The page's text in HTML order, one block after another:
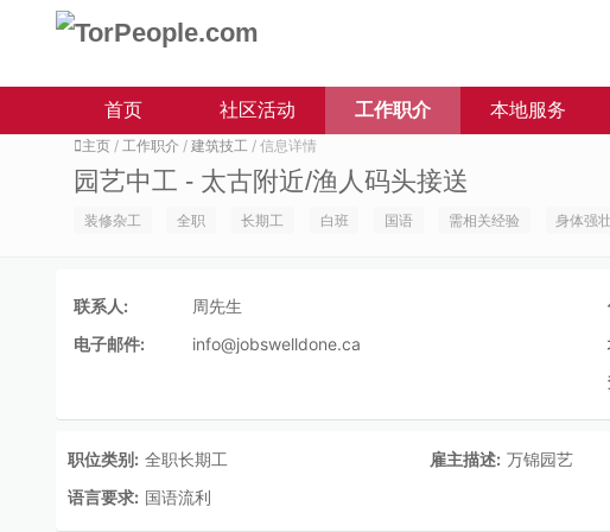
首页 社区活动 工作职介 本地服务
主页 / 工作职介 / 建筑技工 / 信息详情
园艺中工 - 太古附近/渔人码头接送
装修杂工 全职 长期工 白班 国语 需相关经验 身体强壮
联系人:
周先生
电子邮件:
info@jobswelldone.ca
职位类别: 全职长期工 雇主描述: 万锦园艺
语言要求: 国语流利